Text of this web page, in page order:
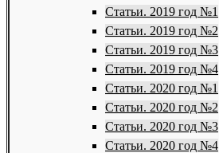
Статьи. 2019 год №1
Статьи. 2019 год №2
Статьи. 2019 год №3
Статьи. 2019 год №4
Статьи. 2020 год №1
Статьи. 2020 год №2
Статьи. 2020 год №3
Статьи. 2020 год №4